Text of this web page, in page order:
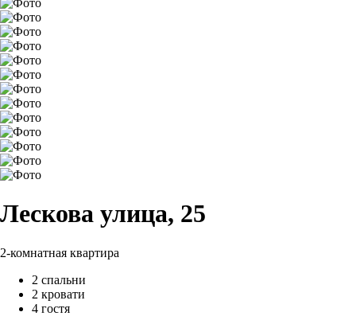
Лескова улица, 25
2-комнатная квартира
2 спальни
2 кровати
4 гостя